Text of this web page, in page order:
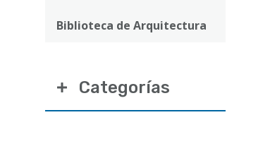
la
Biblioteca de Arquitectura
Categorías